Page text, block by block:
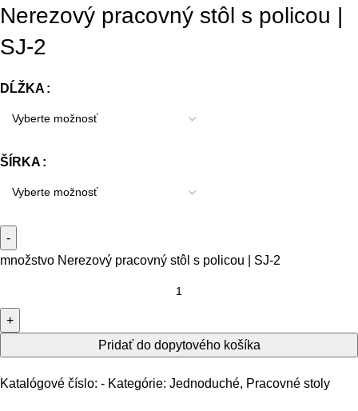
Nerezový pracovný stôl s policou |
SJ-2
DĹŽKA
ŠÍRKA
množstvo Nerezový pracovný stôl s policou | SJ-2
Pridať do dopytového košíka
Katalógové číslo: - Kategórie: Jednoduché, Pracovné stoly